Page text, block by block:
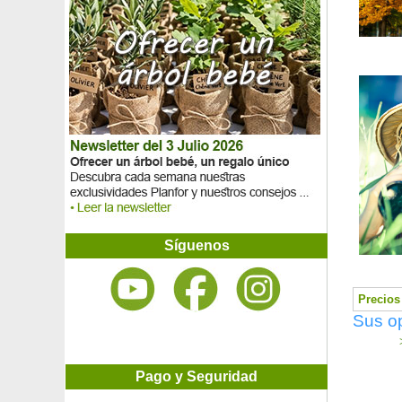
Avellana de invierno fragante
Avellano
Avellano de Japón, Avellano de Invierno
Avellano purpura
Avellano tortuoso
Avellano Trufero - Tuber melanosporum
Avellano Trufero - Tuber uncinatum
Avellano turco
Azafrán
Azalea japonesa 'Arabesk'
Azalea japonesa 'Bengal fire'
Azalea japonesa blanca
Azalea japonesa 'Fête des Mères'
Azalea japonesa 'Hino Crimson'
Azalea japonesa 'Ho Oden'
Azalea japonesa 'Olga Niblett'
Azalea japonesa 'Pink Spider'
Azalea japonesa 'Sir Robert'
Azalea japonesa 'Ward's Ruby'
Síguenos
Sus
Pago y Seguridad